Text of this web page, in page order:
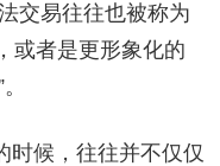
交易往往也被称为
或者是更形象化的
候，往往并不仅仅